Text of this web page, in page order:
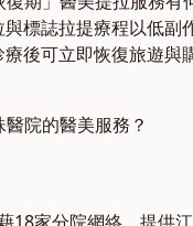
標誌拉提療程以低副
後可立即恢復旅遊與
院的醫美服務？